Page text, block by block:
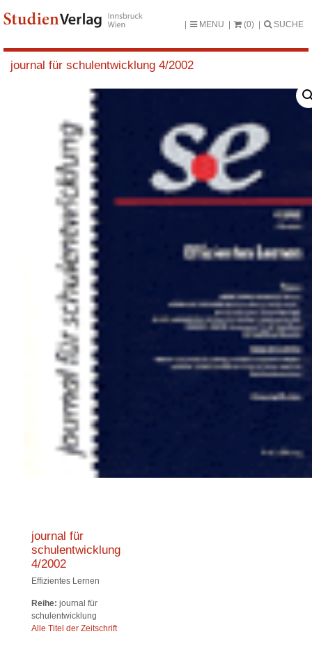
MENU (0) SUCHE
journal für schulentwicklung 4/2002
journal für
schulentwicklung
4/2002
Effizientes Lernen
Reihe: journal für
schulentwicklung
Alle Titel der Zeitschrift